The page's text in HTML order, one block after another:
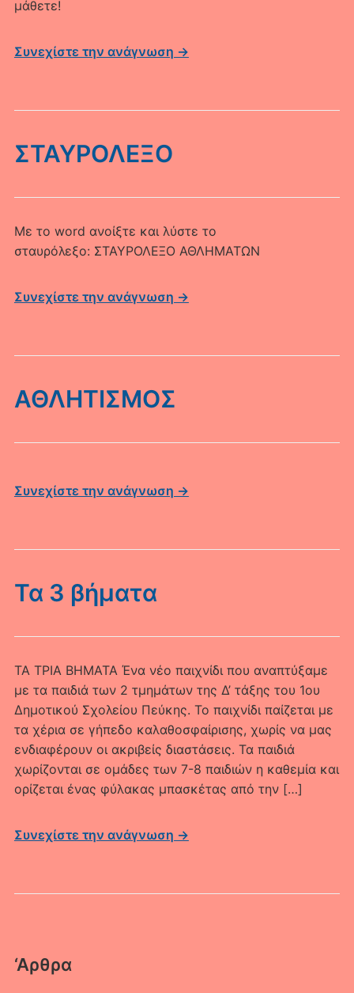
‘Αρθρα
μάθετε!
Συνεχίστε την ανάγνωση →
ΣΤΑΥΡΟΛΕΞΟ
Με το word ανοίξτε και λύστε το
σταυρόλεξο: ΣΤΑΥΡΟΛΕΞΟ ΑΘΛΗΜΑΤΩΝ
Συνεχίστε την ανάγνωση →
ΑΘΛΗΤΙΣΜΟΣ
Συνεχίστε την ανάγνωση →
Τα 3 βήματα
ΤΑ ΤΡΙΑ ΒΗΜΑΤΑ Ένα νέο παιχνίδι που αναπτύξαμε
με τα παιδιά των 2 τμημάτων της Δ’ τάξης του 1ου
Δημοτικού Σχολείου Πεύκης. Το παιχνίδι παίζεται με
τα χέρια σε γήπεδο καλαθοσφαίρισης, χωρίς να μας
ενδιαφέρουν οι ακριβείς διαστάσεις. Τα παιδιά
χωρίζονται σε ομάδες των 7-8 παιδιών η καθεμία και
ορίζεται ένας φύλακας μπασκέτας από την […]
Συνεχίστε την ανάγνωση →